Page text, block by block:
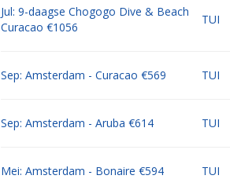
Jul: 9-daagse Chogogo Dive & Beach
Curacao €1056
TUI
Sep: Amsterdam - Curacao €569 TUI
Sep: Amsterdam - Aruba €614 TUI
Mei: Amsterdam - Bonaire €594 TUI